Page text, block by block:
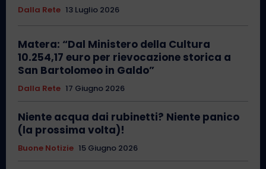
Dalla Rete 13 Luglio 2026
Matera: “Dal Ministero della Cultura
10.254,17 euro per rievocazione storica a
San Bartolomeo in Galdo”
Dalla Rete 17 Giugno 2026
Niente acqua dai rubinetti? Niente panico
(la prossima volta)!
Buone Notizie 15 Giugno 2026